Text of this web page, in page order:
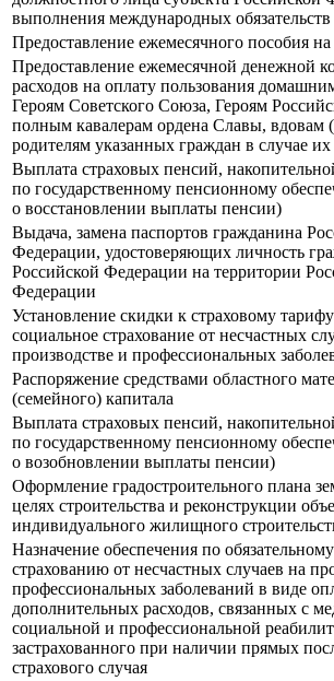
выполнения международных обязательств
Предоставление ежемесячного пособия
Предоставление ежемесячной денежной
расходов на оплату пользования
Героям Советского Союза, Героям
полным кавалерам ордена Славы, вдовам
родителям указанных граждан в случае
Выплата страховых пенсий,
по государственному пенсионному
о восстановлении выплаты пенсии)
Выдача, замена паспортов гражданина
Федерации, удостоверяющих личность
Российской Федерации на территории
Федерации
Установление скидки к страховому
социальное страхование от несчастных
производстве и профессиональных
Распоряжение средствами областного
(семейного) капитала
Выплата страховых пенсий,
по государственному пенсионному
о возобновлении выплаты пенсии)
Оформление градостроительного плана
целях строительства и реконструкции
индивидуального жилищного
Назначение обеспечения по
страхованию от несчастных случаев на
профессиональных заболеваний в виде
дополнительных расходов, связанных с
социальной и профессиональной
застрахованного при наличии прямых
страхового случая